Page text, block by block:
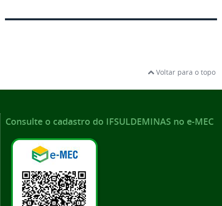
Voltar para o topo
Consulte o cadastro do IFSULDEMINAS no e-MEC